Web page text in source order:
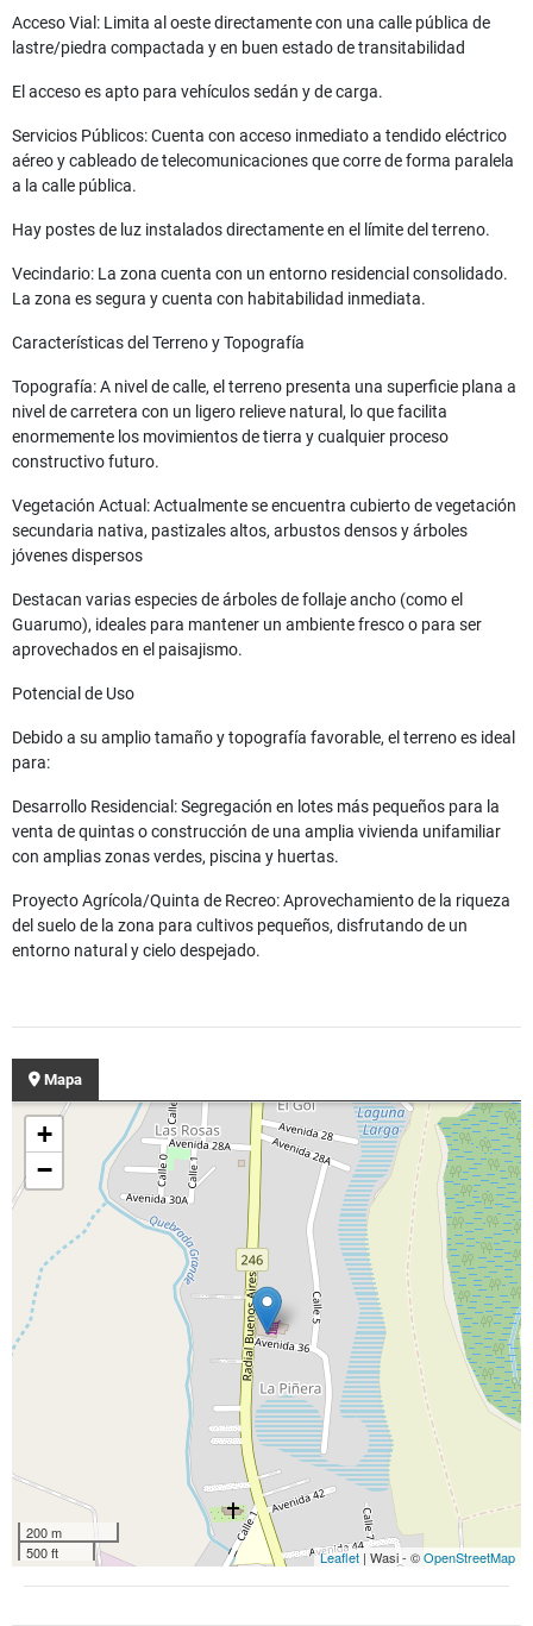
Acceso Vial: Limita al oeste directamente con una calle pública de
lastre/piedra compactada y en buen estado de transitabilidad
El acceso es apto para vehículos sedán y de carga.
Servicios Públicos: Cuenta con acceso inmediato a tendido eléctrico
aéreo y cableado de telecomunicaciones que corre de forma paralela
a la calle pública.
Hay postes de luz instalados directamente en el límite del terreno.
Vecindario: La zona cuenta con un entorno residencial consolidado.
La zona es segura y cuenta con habitabilidad inmediata.
Características del Terreno y Topografía
Topografía: A nivel de calle, el terreno presenta una superficie plana a
nivel de carretera con un ligero relieve natural, lo que facilita
enormemente los movimientos de tierra y cualquier proceso
constructivo futuro.
Vegetación Actual: Actualmente se encuentra cubierto de vegetación
secundaria nativa, pastizales altos, arbustos densos y árboles
jóvenes dispersos
Destacan varias especies de árboles de follaje ancho (como el
Guarumo), ideales para mantener un ambiente fresco o para ser
aprovechados en el paisajismo.
Potencial de Uso
Debido a su amplio tamaño y topografía favorable, el terreno es ideal
para:
Desarrollo Residencial: Segregación en lotes más pequeños para la
venta de quintas o construcción de una amplia vivienda unifamiliar
con amplias zonas verdes, piscina y huertas.
Proyecto Agrícola/Quinta de Recreo: Aprovechamiento de la riqueza
del suelo de la zona para cultivos pequeños, disfrutando de un
entorno natural y cielo despejado.
Mapa
+
−
200 m
500 ft
Leaflet | Wasi - ©OpenStreetMap